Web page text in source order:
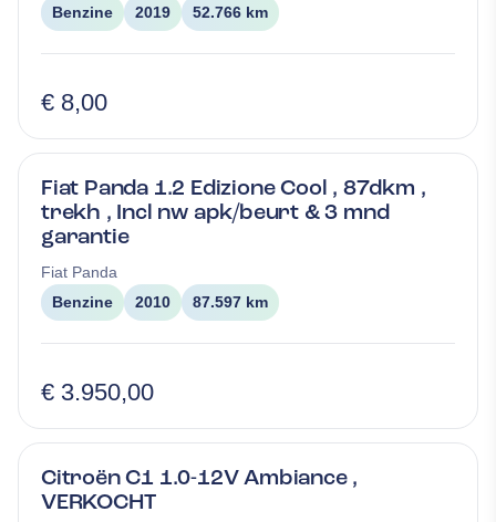
Benzine
2019 52.766 km
€ 8,00
Fiat Panda 1.2 Edizione Cool , 87dkm ,
trekh , Incl nw apk/beurt & 3 mnd
garantie
Fiat Panda
Benzine
2010 87.597 km
€ 3.950,00
Citroën C1 1.0-12V Ambiance ,
VERKOCHT